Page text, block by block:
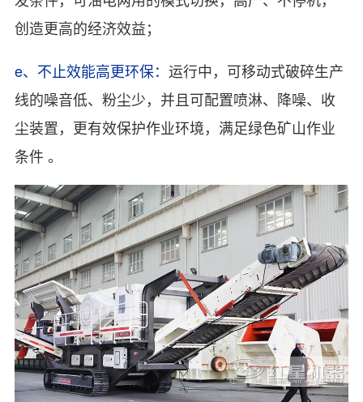
创造更高的经济效益；
e、不止效能高更环保： 运行中，可移动式破碎生产
线的噪音低、粉尘少，并且可配置喷淋、降噪、收
尘装置，更有效保护作业环境，满足绿色矿山作业
条件 。